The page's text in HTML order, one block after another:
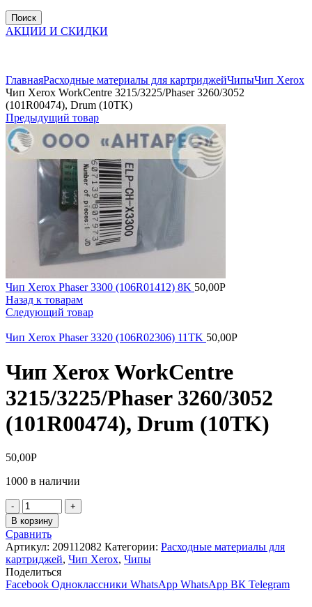
Поиск
АКЦИИ И СКИДКИ
ГлавнаяРасходные материалы для картриджейЧипыЧип Xerox
Чип Xerox WorkCentre 3215/3225/Phaser 3260/3052
(101R00474), Drum (10TK)
Предыдущий товар
Чип Xerox Phaser 3300 (106R01412) 8K 50,00Р
Назад к товарам
Следующий товар
Чип Xerox Phaser 3320 (106R02306) 11TK 50,00Р
Чип Xerox WorkCentre
3215/3225/Phaser 3260/3052
(101R00474), Drum (10TK)
50,00Р
1000 в наличии
Количество
товара
Чип
Xerox
WorkCentre
3215/3225/Phaser
3260/3052
(101R00474),
В корзину
Сравнить
Артикул: 209112082 Категории: Расходные материалы для
картриджей, Чип Xerox, Чипы
Поделиться
Facebook Одноклассники WhatsApp WhatsApp ВК Telegram